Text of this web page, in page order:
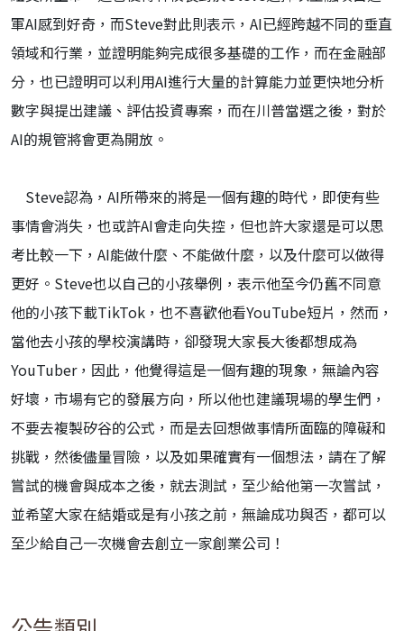
軍AI感到好奇，而Steve對此則表示，AI已經跨越不同的垂直
領域和行業，並證明能夠完成很多基礎的工作，而在金融部
分，也已證明可以利用AI進行大量的計算能力並更快地分析
數字與提出建議、評估投資專案，而在川普當選之後，對於
AI的規管將會更為開放。
Steve認為，AI所帶來的將是一個有趣的時代，即使有些
事情會消失，也或許AI會走向失控，但也許大家還是可以思
考比較一下，AI能做什麼、不能做什麼，以及什麼可以做得
更好。Steve也以自己的小孩舉例，表示他至今仍舊不同意
他的小孩下載TikTok，也不喜歡他看YouTube短片，然而，
當他去小孩的學校演講時，卻發現大家長大後都想成為
YouTuber，因此，他覺得這是一個有趣的現象，無論內容
好壞，市場有它的發展方向，所以他也建議現場的學生們，
不要去複製矽谷的公式，而是去回想做事情所面臨的障礙和
挑戰，然後儘量冒險，以及如果確實有一個想法，請在了解
嘗試的機會與成本之後，就去測試，至少給他第一次嘗試，
並希望大家在結婚或是有小孩之前，無論成功與否，都可以
至少給自己一次機會去創立一家創業公司！